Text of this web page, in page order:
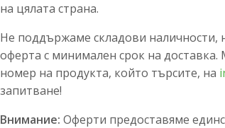
на цялата страна.
Не поддържаме складови
оферта с минимален срок на
номер на продукта, който търсите, на
запитване!
Внимание: Оферти предоставяме